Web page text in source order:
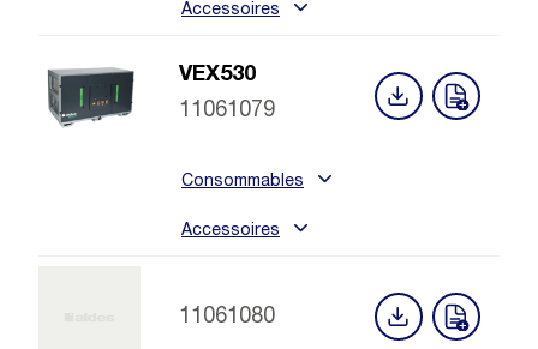
Accessoires
VEX530
11061079
Consommables
Accessoires
11061080